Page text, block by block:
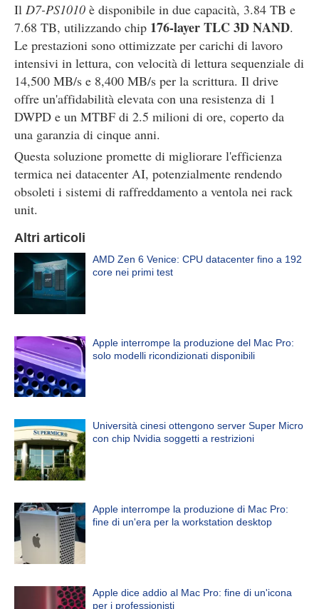
Il D7-PS1010 è disponibile in due capacità, 3.84 TB e
7.68 TB, utilizzando chip 176-layer TLC 3D NAND.
Le prestazioni sono ottimizzate per carichi di lavoro
intensivi in lettura, con velocità di lettura sequenziale di
14,500 MB/s e 8,400 MB/s per la scrittura. Il drive
offre un'affidabilità elevata con una resistenza di 1
DWPD e un MTBF di 2.5 milioni di ore, coperto da
una garanzia di cinque anni.
Questa soluzione promette di migliorare l'efficienza
termica nei datacenter AI, potenzialmente rendendo
obsoleti i sistemi di raffreddamento a ventola nei rack
unit.
Altri articoli
AMD Zen 6 Venice: CPU datacenter fino a 192
core nei primi test
Apple interrompe la produzione del Mac Pro:
solo modelli ricondizionati disponibili
Università cinesi ottengono server Super Micro
con chip Nvidia soggetti a restrizioni
Apple interrompe la produzione di Mac Pro:
fine di un'era per la workstation desktop
Apple dice addio al Mac Pro: fine di un'icona
per i professionisti